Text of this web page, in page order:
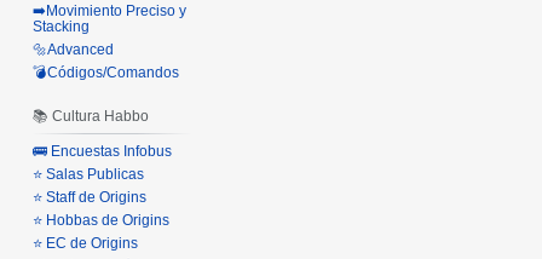
➡️Movimiento Preciso y
Stacking
🔩Advanced
💣Códigos/Comandos
📚 Cultura Habbo
🚌 Encuestas Infobus
⭐ Salas Publicas
⭐ Staff de Origins
⭐ Hobbas de Origins
⭐ EC de Origins